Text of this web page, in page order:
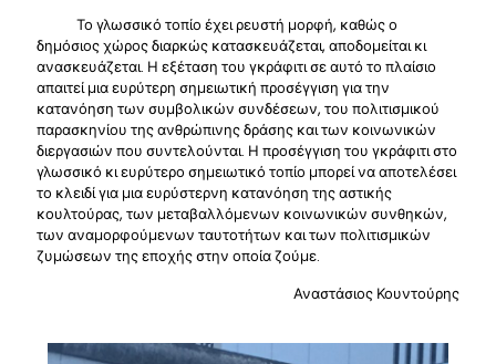
Το γλωσσικό τοπίο έχει ρευστή μορφή, καθώς ο
δημόσιος χώρος διαρκώς κατασκευάζεται, αποδομείται κι
ανασκευάζεται. Η εξέταση του γκράφιτι σε αυτό το πλαίσιο
απαιτεί μια ευρύτερη σημειωτική προσέγγιση για την
κατανόηση των συμβολικών συνδέσεων, του πολιτισμικού
παρασκηνίου της ανθρώπινης δράσης και των κοινωνικών
διεργασιών που συντελούνται. Η προσέγγιση του γκράφιτι στο
γλωσσικό κι ευρύτερο σημειωτικό τοπίο μπορεί να αποτελέσει
το κλειδί για μια ευρύστερνη κατανόηση της αστικής
κουλτούρας, των μεταβαλλόμενων κοινωνικών συνθηκών,
των αναμορφούμενων ταυτοτήτων και των πολιτισμικών
ζυμώσεων της εποχής στην οποία ζούμε.
Αναστάσιος Κουντούρης